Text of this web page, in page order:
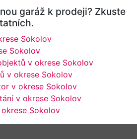
garáž k prodeji? Zkuste
Sokolov
Sokolov
v okrese Sokolov
v okrese Sokolov
v okrese Sokolov
v okrese Sokolov
Sokolov